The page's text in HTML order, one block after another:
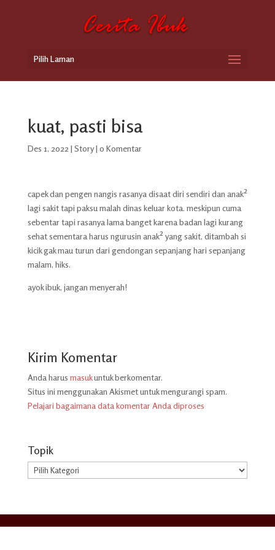
Pilih Laman
kuat, pasti bisa
Des 1, 2022 | Story| 0 Komentar
capek dan pengen nangis rasanya disaat diri sendiri dan anak²
lagi sakit tapi paksu malah dinas keluar kota. meskipun cuma
sebentar tapi rasanya lama banget karena badan lagi kurang
sehat sementara harus ngurusin anak² yang sakit, ditambah si
kicik gak mau turun dari gendongan sepanjang hari sepanjang
malam, hiks.
ayok ibuk, jangan menyerah!
Kirim Komentar
Anda harus masukuntuk berkomentar.
Situs ini menggunakan Akismet untuk mengurangi spam.
Pelajari bagaimana data komentar Anda diproses
Topik
Topik